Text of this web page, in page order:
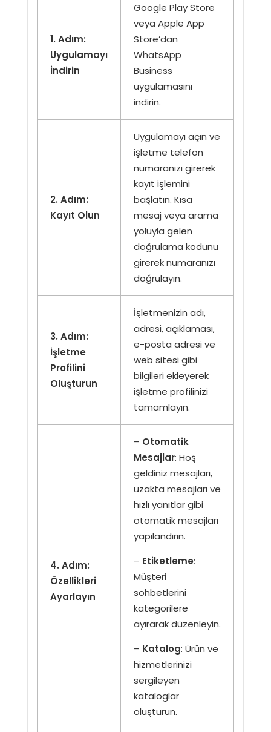
1. Adım:
Uygulamayı
İndirin
Google Play Store
veya Apple App
Store’dan
WhatsApp
Business
uygulamasını
indirin.
2. Adım:
Kayıt Olun
Uygulamayı açın ve
işletme telefon
numaranızı girerek
kayıt işlemini
başlatın. Kısa
mesaj veya arama
yoluyla gelen
doğrulama kodunu
girerek numaranızı
doğrulayın.
3. Adım:
İşletme
Profilini
Oluşturun
İşletmenizin adı,
adresi, açıklaması,
e-posta adresi ve
web sitesi gibi
bilgileri ekleyerek
işletme profilinizi
tamamlayın.
4. Adım:
Özellikleri
Ayarlayın
– Otomatik
Mesajlar: Hoş
geldiniz mesajları,
uzakta mesajları ve
hızlı yanıtlar gibi
otomatik mesajları
yapılandırın.
– Etiketleme:
Müşteri
sohbetlerini
kategorilere
ayırarak düzenleyin.
– Katalog: Ürün ve
hizmetlerinizi
sergileyen
kataloglar
oluşturun.